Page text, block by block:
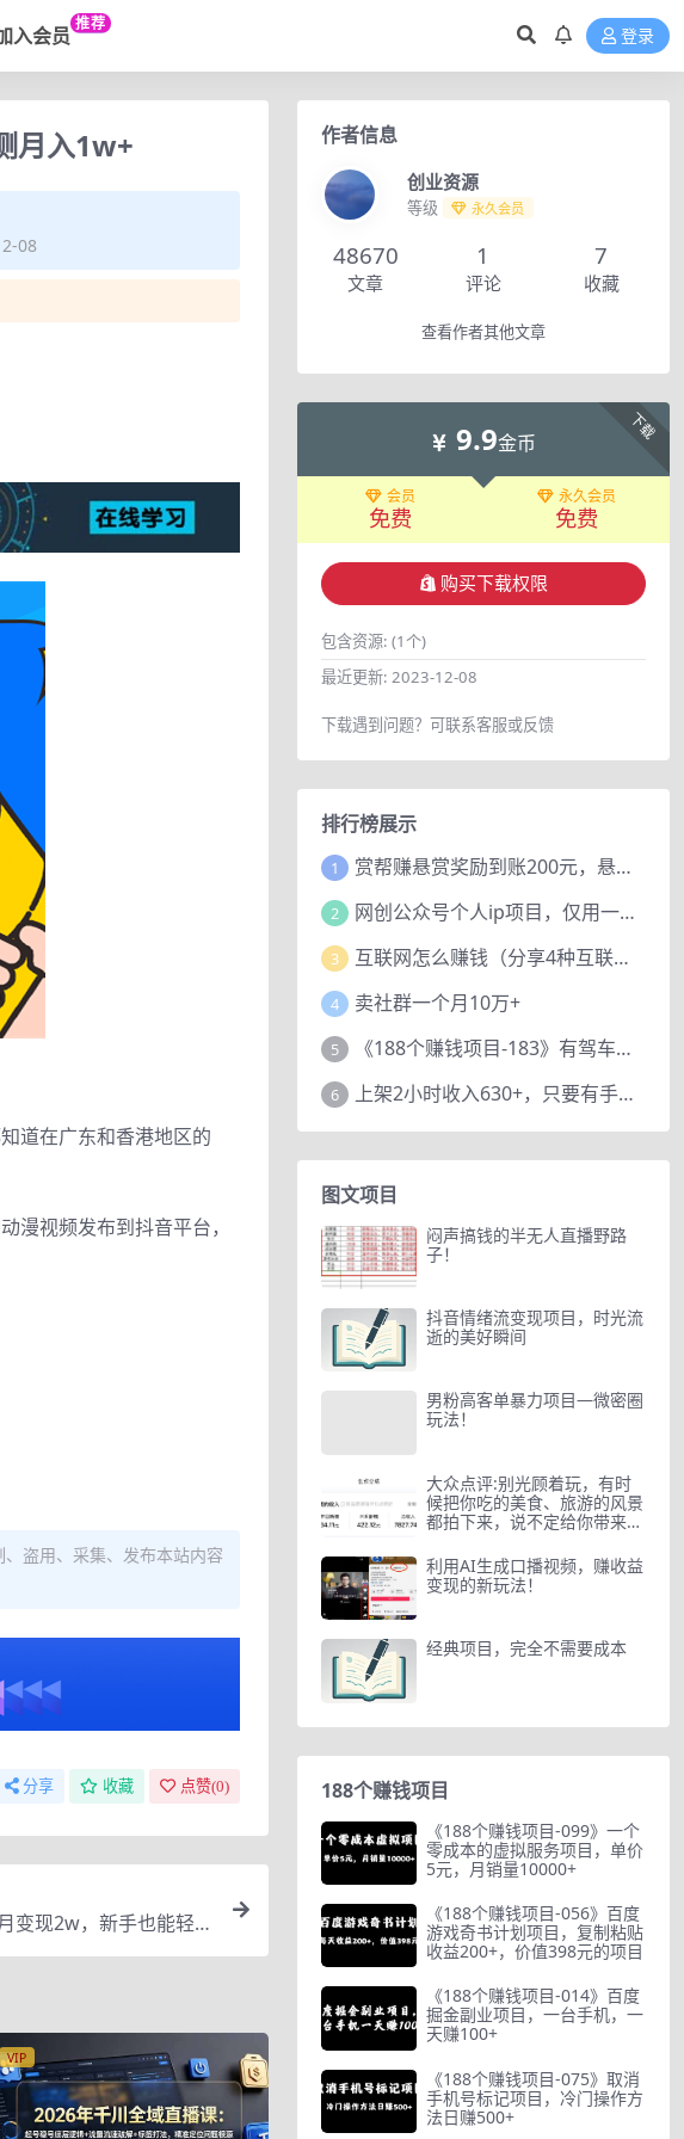
入会员 推荐
登录
月入1w+
08
道在广东和香港地区的
漫视频发布到抖音平台，
盗用、采集、发布本站内容
分享 收藏 点赞(0)
变现2w，新手也能轻松
VIP
作者信息
创业资源
等级 永久会员
48670
文章
1
评论
7
收藏
查看作者其他文章
下载
9.9金币
会员
免费
永久会员
免费
购买下载权限
包含资源: (1个)
最近更新: 2023-12-08
下载遇到问题？可联系客服或反馈
排行榜展示
1 赏帮赚悬赏奖励到账200元，悬赏任务多劳多得，人人可做。
2 网创公众号个人ip项目，仅用一篇文章做到全网引流！
3 互联网怎么赚钱（分享4种互联网赚钱模式）
4 卖社群一个月10万+
5 《188个赚钱项目-183》有驾车评项目，动动小手，复制粘贴赚44元！
6 上架2小时收入630+，只要有手就能做的AI搞钱项目，奶奶看完都能学会!
图文项目
闷声搞钱的半无人直播野路
子！
抖音情绪流变现项目，时光流
逝的美好瞬间
男粉高客单暴力项目—微密圈
玩法！
大众点评:别光顾着玩，有时
候把你吃的美食、旅游的风景
都拍下来，说不定给你带来
利用AI生成口播视频，赚收益
变现的新玩法！
经典项目，完全不需要成本
188个赚钱项目
《188个赚钱项目-099》一个
零成本的虚拟服务项目，单价
5元，月销量10000+
《188个赚钱项目-056》百度
游戏奇书计划项目，复制粘贴
收益200+，价值398元的项目
《188个赚钱项目-014》百度
掘金副业项目，一台手机，一
天赚100+
《188个赚钱项目-075》取消
手机号标记项目，冷门操作方
法日赚500+